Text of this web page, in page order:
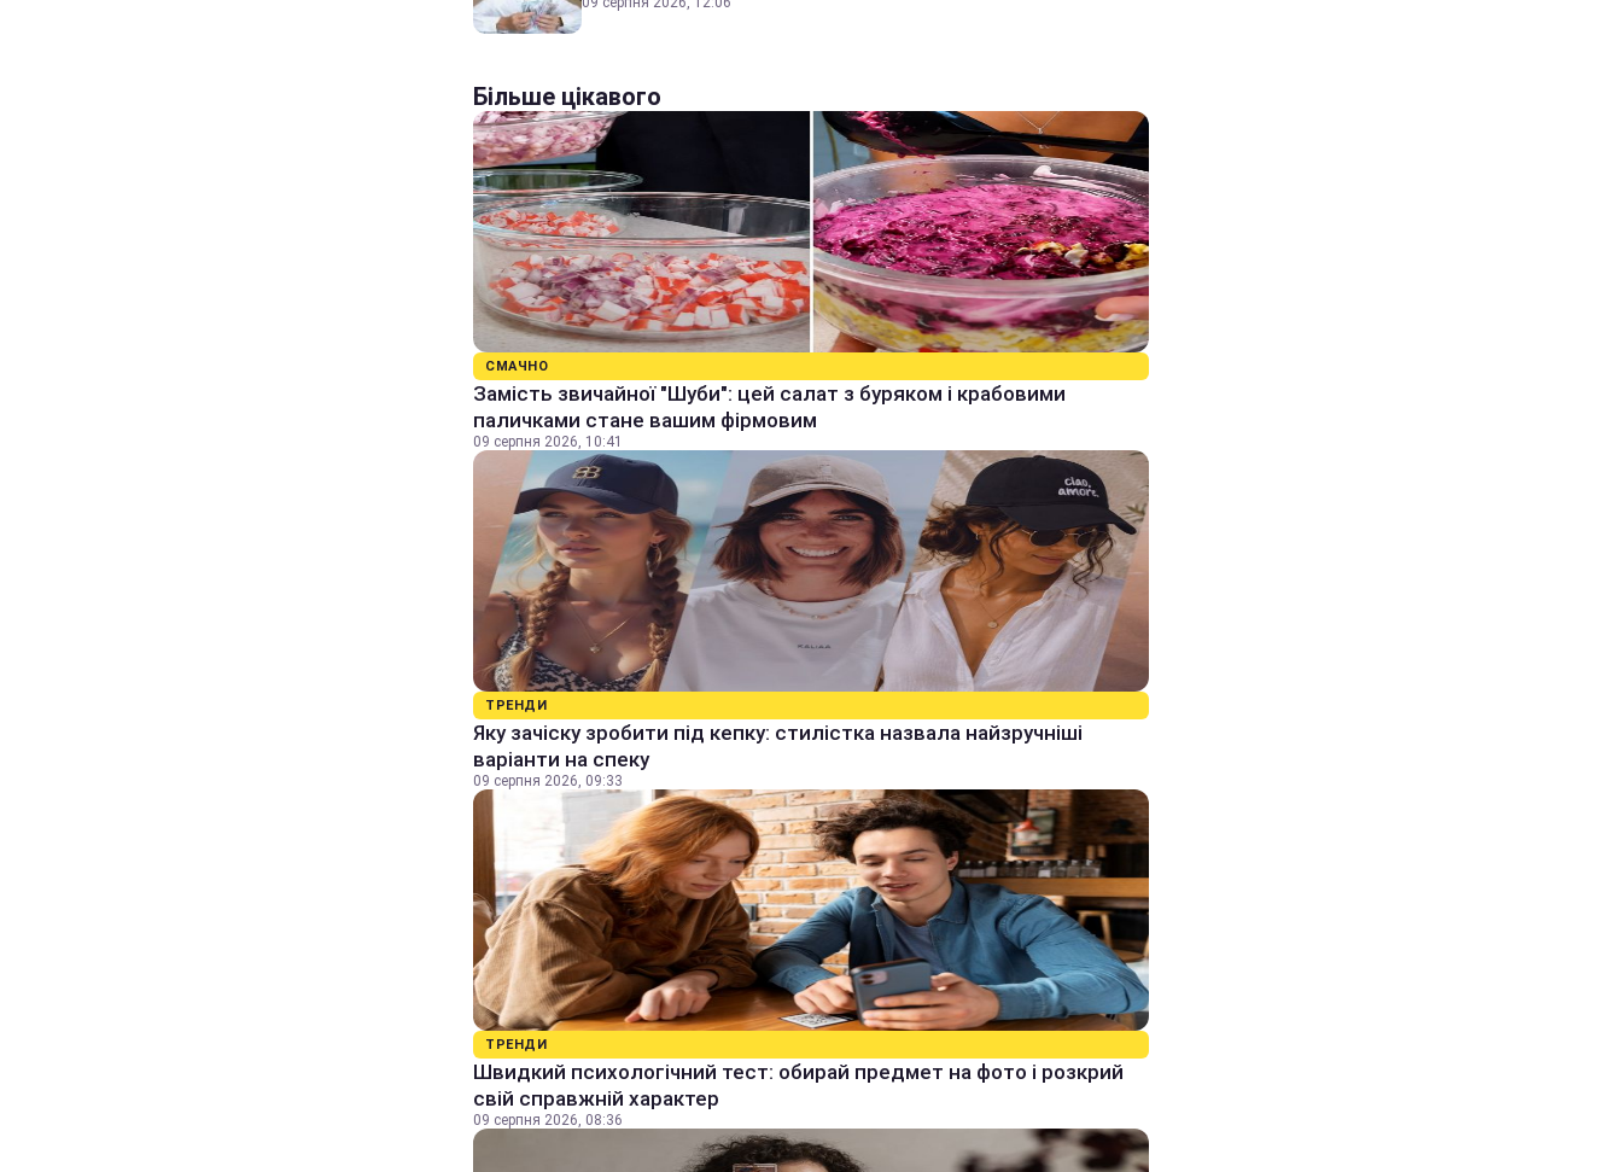
Більше цікавого
СМАЧНО
Замість звичайної "Шуби": цей салат з буряком і крабовими
паличками стане вашим фірмовим
09 серпня 2026, 10:41
ТРЕНДИ
Яку зачіску зробити під кепку: стилістка назвала найзручніші
варіанти на спеку
09 серпня 2026, 09:33
ТРЕНДИ
Швидкий психологічний тест: обирай предмет на фото і розкрий
свій справжній характер
09 серпня 2026, 08:36